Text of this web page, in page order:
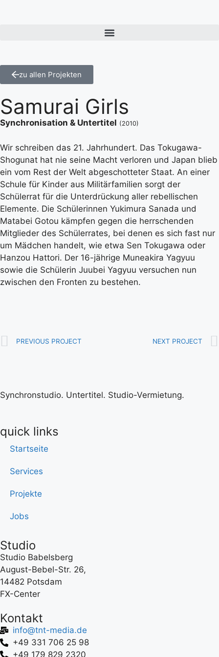
zu allen Projekten
Samurai Girls
Synchronisation & Untertitel (2010)
Wir schreiben das 21. Jahrhundert. Das Tokugawa-
Shogunat hat nie seine Macht verloren und Japan blieb
ein vom Rest der Welt abgeschotteter Staat. An einer
Schule für Kinder aus Militärfamilien sorgt der
Schülerrat für die Unterdrückung aller rebellischen
Elemente. Die Schülerinnen Yukimura Sanada und
Matabei Gotou kämpfen gegen die herrschenden
Mitglieder des Schülerrates, bei denen es sich fast nur
um Mädchen handelt, wie etwa Sen Tokugawa oder
Hanzou Hattori. Der 16-jährige Muneakira Yagyuu
sowie die Schülerin Juubei Yagyuu versuchen nun
zwischen den Fronten zu bestehen.
PREVIOUS PROJECT NEXT PROJECT
Synchronstudio. Untertitel. Studio-Vermietung.
quick links
Startseite
Services
Projekte
Jobs
Studio
Studio Babelsberg
August-Bebel-Str. 26,
14482 Potsdam
FX-Center
Kontakt
info@tnt-media.de
+49 331 706 25 98
+49 179 829 2320